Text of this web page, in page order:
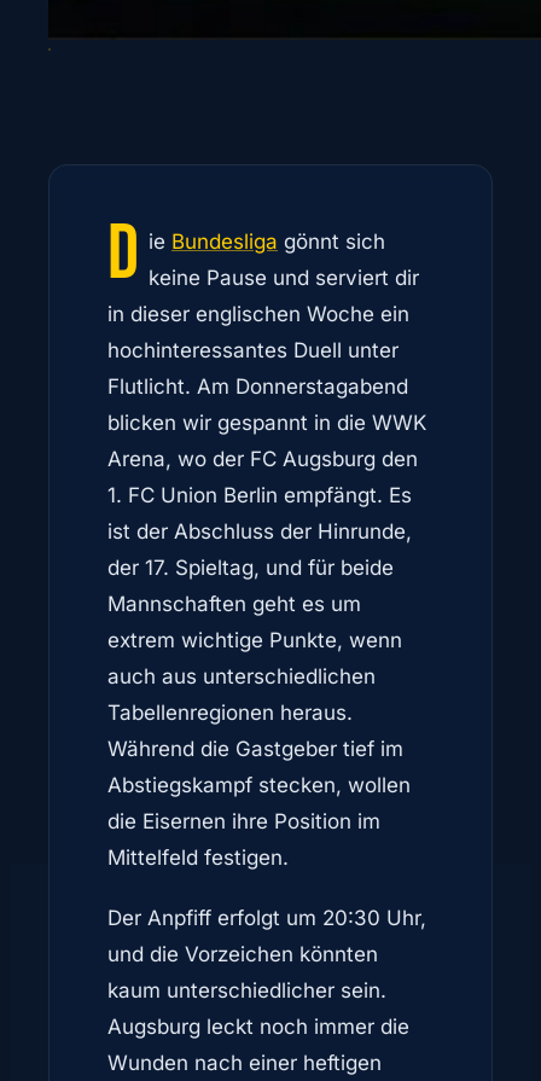
D ie Bundesliga gönnt sich
keine Pause und serviert dir
in dieser englischen Woche ein
hochinteressantes Duell unter
Flutlicht. Am Donnerstagabend
blicken wir gespannt in die WWK
Arena, wo der FC Augsburg den
1. FC Union Berlin empfängt. Es
ist der Abschluss der Hinrunde,
der 17. Spieltag, und für beide
Mannschaften geht es um
extrem wichtige Punkte, wenn
auch aus unterschiedlichen
Tabellenregionen heraus.
Während die Gastgeber tief im
Abstiegskampf stecken, wollen
die Eisernen ihre Position im
Mittelfeld festigen.
Der Anpfiff erfolgt um 20:30 Uhr,
und die Vorzeichen könnten
kaum unterschiedlicher sein.
Augsburg leckt noch immer die
Wunden nach einer heftigen